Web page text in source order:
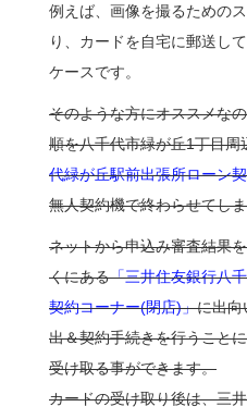
例えば、画像を撮るための
り、カードを自宅に郵送し
ケースです。
そのような方にオススメな
順を八千代市緑が丘1丁目周
代緑が丘駅前出張所ローン
無人契約機で終わらせてし
ネットから申込み審査結果
くにある「三井住友銀行八
契約コーナー(閉店)」に出向
出＆契約手続きを行うこと
受け取る事ができます。
カードの受け取り後は、三